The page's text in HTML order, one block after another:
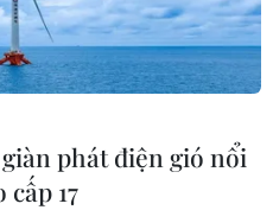
phát điện gió nổi
17